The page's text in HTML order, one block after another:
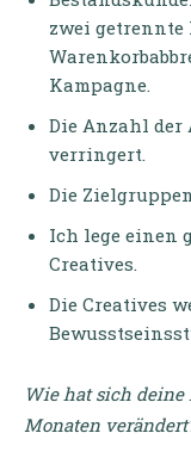
zwei getrennte
Kampagne.
Die Anzahl der
verringert.
Die
Ich lege einen
Creatives.
Die Creatives
Wie hat sich
Monaten